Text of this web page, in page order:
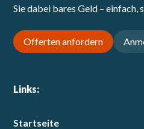
Sie dabei bares Geld – einfach,
Offerten anfordern
Links:
Startseite